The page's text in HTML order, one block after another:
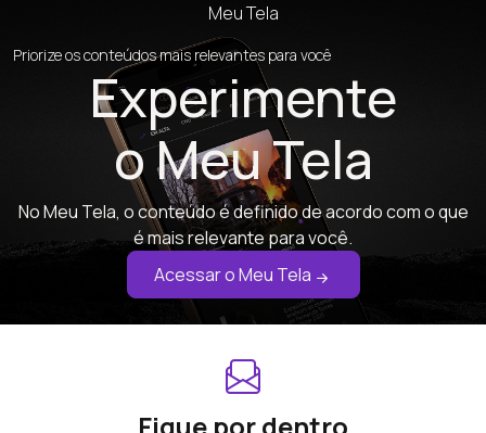
Meu Tela
Priorize os conteúdos mais relevantes para você
Experimente
o Meu Tela
No Meu Tela, o conteúdo é definido de acordo com o que
é mais relevante para você.
Acessar o Meu Tela